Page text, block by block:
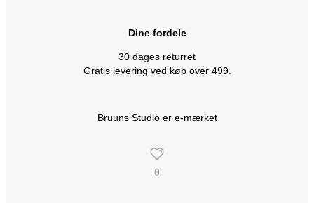
Dine fordele
30 dages returret
Gratis levering ved køb over 499.
Bruuns Studio er e-mærket
0